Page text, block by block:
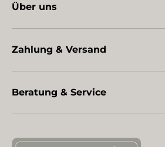
Über uns
Zahlung & Versand
Beratung & Service